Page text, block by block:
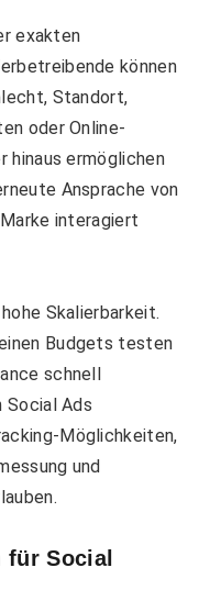
exakten
können
Standort,
oder Online-
hinaus ermöglichen
Ansprache von
interagiert
Skalierbarkeit.
Budgets testen
schnell
Social Ads
Möglichkeiten,
und
für Social